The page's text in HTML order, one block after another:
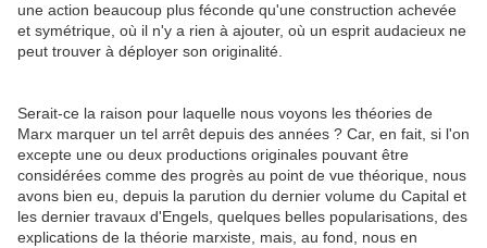
une action beaucoup plus féconde qu'une construction achevée
et symétrique, où il n'y a rien à ajouter, où un esprit audacieux ne
peut trouver à déployer son originalité.
Serait-ce la raison pour laquelle nous voyons les théories de
Marx marquer un tel arrêt depuis des années ? Car, en fait, si l'on
excepte une ou deux productions originales pouvant être
considérées comme des progrès au point de vue théorique, nous
avons bien eu, depuis la parution du dernier volume du Capital et
les dernier travaux d'Engels, quelques belles popularisations, des
explications de la théorie marxiste, mais, au fond, nous en